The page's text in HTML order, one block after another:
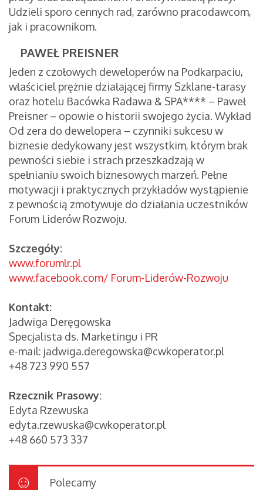
Udzieli sporo cennych rad, zarówno pracodawcom,
jak i pracownikom.
PAWEŁ PREISNER
Jeden z czołowych deweloperów na Podkarpaciu,
właściciel prężnie działającej firmy Szklane-tarasy
oraz hotelu Bacówka Radawa & SPA**** – Paweł
Preisner – opowie o historii swojego życia. Wykład
Od zera do dewelopera – czynniki sukcesu w
biznesie dedykowany jest wszystkim, którym brak
pewności siebie i strach przeszkadzają w
spełnianiu swoich biznesowych marzeń. Pełne
motywacji i praktycznych przykładów wystąpienie
z pewnością zmotywuje do działania uczestników
Forum Liderów Rozwoju.
Szczegóły:
www.forumlr.pl
www.facebook.com/ Forum-Liderów-Rozwoju
Kontakt:
Jadwiga Deręgowska
Specjalista ds. Marketingu i PR
e-mail: jadwiga.deregowska@cwkoperator.pl
+48 723 990 557
Rzecznik Prasowy:
Edyta Rzewuska
edyta.rzewuska@cwkoperator.pl
+48 660 573 337
Polecamy